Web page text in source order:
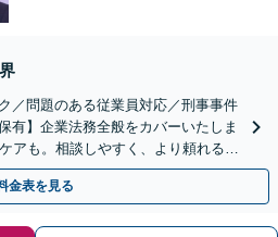
／問題のある従業員対応／刑事事件
有】企業法務全般をカバーいたしま
アも。相談しやすく、より頼れる存
可能【初回相談無料】
金表を見る